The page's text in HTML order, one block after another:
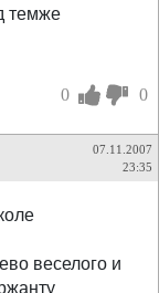
темже
0 0
07.11.2007
23:35
веселого и